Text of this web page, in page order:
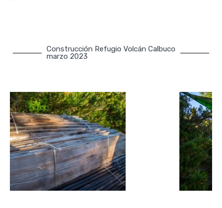
Construcción Refugio Volcán Calbuco
marzo 2023